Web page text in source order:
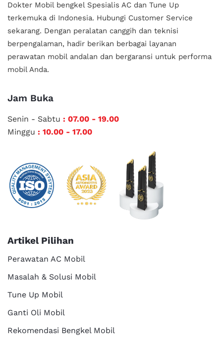
Dokter Mobil bengkel Spesialis AC dan Tune Up
terkemuka di Indonesia. Hubungi Customer Service
sekarang. Dengan peralatan canggih dan teknisi
berpengalaman, hadir berikan berbagai layanan
perawatan mobil andalan dan bergaransi untuk performa
mobil Anda.
Jam Buka
Senin - Sabtu : 07.00 - 19.00
Minggu : 10.00 - 17.00
Artikel Pilihan
Perawatan AC Mobil
Masalah & Solusi Mobil
Tune Up Mobil
Ganti Oli Mobil
Rekomendasi Bengkel Mobil